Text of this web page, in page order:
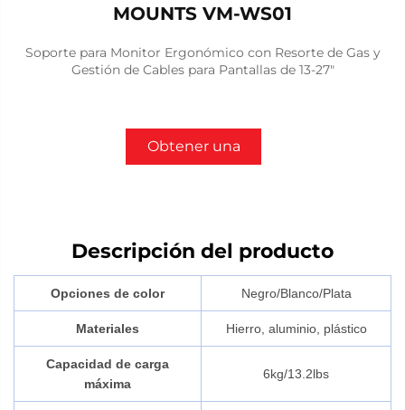
MOUNTS VM-WS01
Soporte para Monitor Ergonómico con Resorte de Gas y
Gestión de Cables para Pantallas de 13-27"
Obtener una
Descripción del producto
Opciones de color Negro/Blanco/Plata
Materiales Hierro, aluminio, plástico
Capacidad de carga
máxima
6kg/13.2lbs